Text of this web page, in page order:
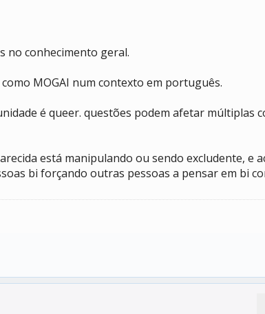
no conhecimento geral.
MOGAI num contexto em português.
é queer. questões podem afetar múltiplas
está manipulando ou sendo excludente, e
bi forçando outras pessoas a pensar em bi